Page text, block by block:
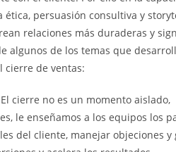
persuasión consultiva y
relaciones más duraderas y
algunos de los temas que
cierre de ventas:
El cierre no es un momento
le enseñamos a los equipos los
del cliente, manejar objeciones